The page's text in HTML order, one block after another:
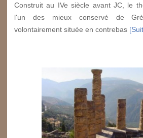
Construit au IVe siècle avant JC, le
l'un des mieux conservé de
volontairement située en contrebas